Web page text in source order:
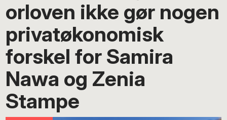
orloven ikke gør nogen
privatøkonomisk
forskel for Samira
Nawa og Zenia
Stampe